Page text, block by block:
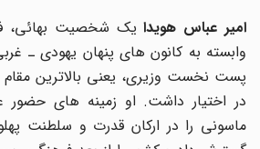
امیر عباس هویدایک شخصیت بهائی،
وابسته به کانون های پنهان یهودی ـ
پست نخست وزیری، یعنی بالاترین مقام
در اختیار داشت. او زمینه های حضور
ماسونی را در ارکان قدرت و سلطنت